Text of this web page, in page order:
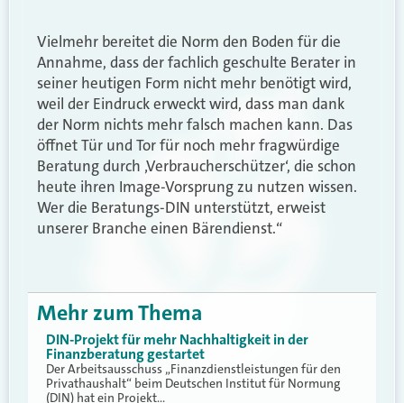
Vielmehr bereitet die Norm den Boden für die
Annahme, dass der fachlich geschulte Berater in
seiner heutigen Form nicht mehr benötigt wird,
weil der Eindruck erweckt wird, dass man dank
der Norm nichts mehr falsch machen kann. Das
öffnet Tür und Tor für noch mehr fragwürdige
Beratung durch ‚Verbraucherschützer‘, die schon
heute ihren Image-Vorsprung zu nutzen wissen.
Wer die Beratungs-DIN unterstützt, erweist
unserer Branche einen Bärendienst.“
Mehr zum Thema
DIN-Projekt für mehr Nachhaltigkeit in der
Finanzberatung gestartet
Der Arbeitsausschuss „Finanzdienstleistungen für den
Privathaushalt“ beim Deutschen Institut für Normung
(DIN) hat ein Projekt…